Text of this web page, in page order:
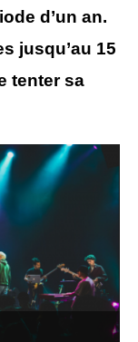
d’un an.
jusqu’au 15
tenter sa